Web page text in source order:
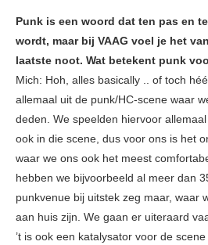
Punk is een woord dat ten pas en
wordt, maar bij VAAG voel je het
laatste noot. Wat betekent punk
Mich: Hoh, alles basically .. of toch
allemaal uit de punk/HC-scene waar
deden. We speelden hiervoor
ook in die scene, dus voor ons is het
waar we ons ook het meest
hebben we bijvoorbeeld al meer dan
punkvenue bij uitstek zeg maar, waar
aan huis zijn. We gaan er uiteraard
’t is ook een katalysator voor de